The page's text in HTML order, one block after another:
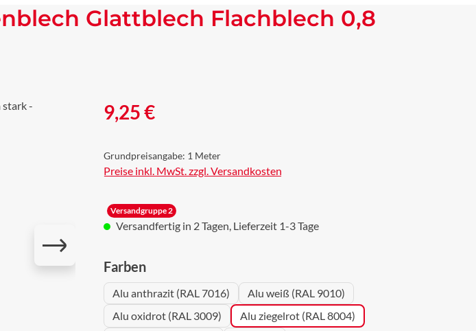
Glattblech Flachblech 0,8
Regulärer Preis:
9,25 €
Grundpreisangabe: 1 Meter
Preise inkl. MwSt. zzgl. Versandkosten
Versandgruppe 2
Versandfertig in 2 Tagen, Lieferzeit 1-3 Tage
Farbenauswählen
Alu anthrazit (RAL 7016)
Alu weiß (RAL 9010)
Alu oxidrot (RAL 3009)
Alu ziegelrot (RAL 8004)